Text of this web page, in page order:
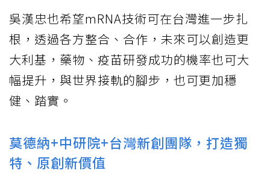
吳漢忠也希望mRNA技術可在台灣進一步扎
根，透過各方整合、合作，未來可以創造更
大利基，藥物、疫苗研發成功的機率也可大
幅提升，與世界接軌的腳步，也可更加穩
健、踏實。
莫德納+中研院+台灣新創團隊，打造獨
特、原創新價值